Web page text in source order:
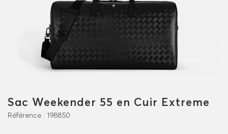
Sac Weekender 55 en Cuir Extreme
Référence : 198850